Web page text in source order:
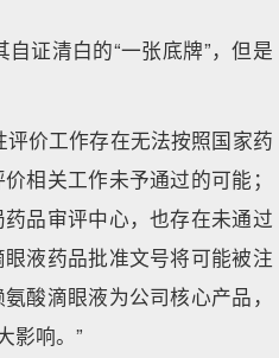
证清白的“一张底牌”，但是
价工作存在无法按照国家药
相关工作未予通过的可能；
品审评中心，也存在未通过
液药品批准文号将可能被注
酸滴眼液为公司核心产品，
影响。”